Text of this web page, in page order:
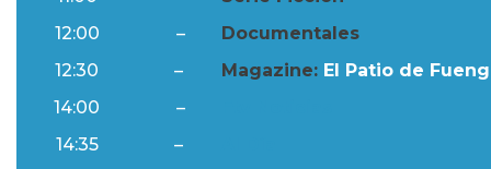
12:00
–
Documentales
12:30
– Magazine: El Patio de
14:00
–
14:35
–